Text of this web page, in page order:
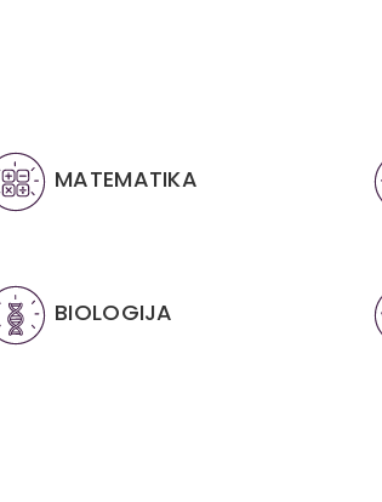
MATEMATIKA
BIOLOGIJA